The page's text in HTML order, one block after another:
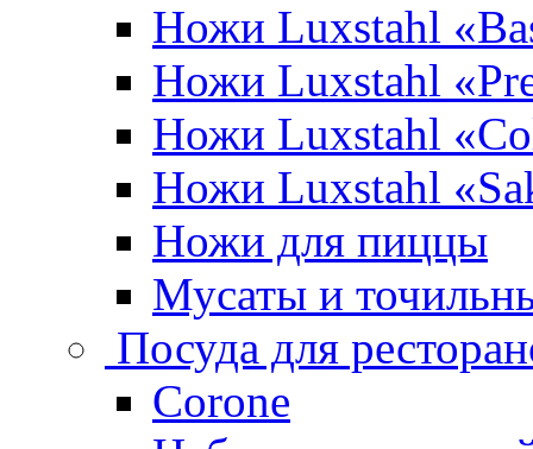
Ножи Luxstahl
Ножи Luxstahl
Ножи Luxstahl
Ножи Luxstahl
Ножи для пиццы
Мусаты и
Посуда для
Corone